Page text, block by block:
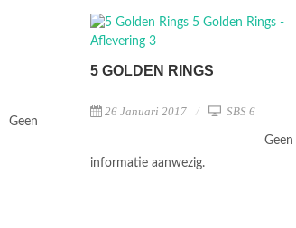
Geen
5 GOLDEN RINGS
26 Januari 2017 SBS 6
informatie aanwezig.